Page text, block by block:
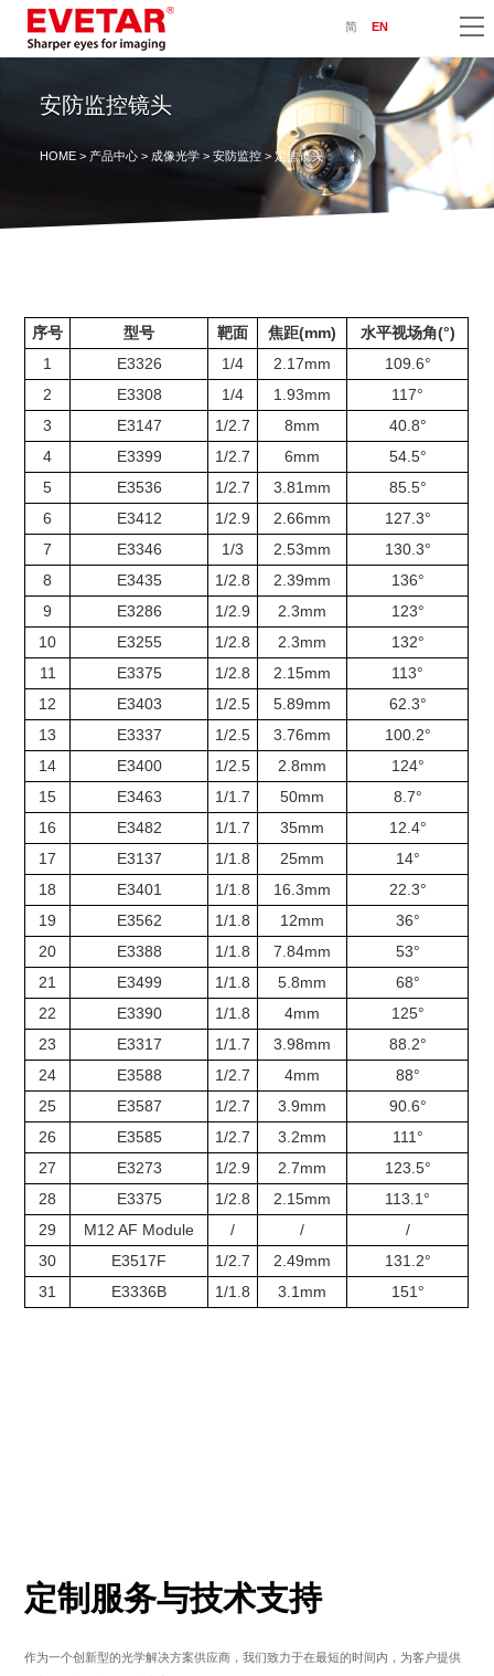
简 EN
安防监控镜头
HOME> 产品中心> 成像光学> 安防监控> 定焦镜头
序号 型号 靶面 焦距(mm)
水平视场角(°)
1
E3326 1/4 2.17mm
109.6°
2
E3308 1/4 1.93mm
117°
3
E3147 1/2.7 8mm
40.8°
4
E3399 1/2.7 6mm
54.5°
5
E3536 1/2.7 3.81mm
85.5°
6
E3412 1/2.9 2.66mm
127.3°
7
E3346 1/3 2.53mm
130.3°
8
E3435 1/2.8 2.39mm
136°
9
E3286 1/2.9 2.3mm
123°
10
E3255 1/2.8 2.3mm
132°
11
E3375 1/2.8 2.15mm
113°
12
E3403 1/2.5 5.89mm
62.3°
13
E3337 1/2.5 3.76mm
100.2°
14
E3400 1/2.5 2.8mm
124°
15
E3463 1/1.7 50mm
8.7°
16
E3482 1/1.7 35mm
12.4°
17
E3137 1/1.8 25mm
14°
18
E3401 1/1.8 16.3mm
22.3°
19
E3562 1/1.8 12mm
36°
20
E3388 1/1.8 7.84mm
53°
21
E3499 1/1.8 5.8mm
68°
22
E3390 1/1.8 4mm
125°
23
E3317 1/1.7 3.98mm
88.2°
24
E3588 1/2.7 4mm
88°
25
E3587 1/2.7 3.9mm
90.6°
26
E3585 1/2.7 3.2mm
111°
27
E3273 1/2.9 2.7mm
123.5°
28
E3375 1/2.8 2.15mm
113.1°
29
M12 AF Module / /
/
30
E3517F 1/2.7 2.49mm
131.2°
31
E3336B 1/1.8 3.1mm 151°
定制服务与技术支持
作为一个创新型的光学解决方案供应商，我们致力于在最短的时间内，为客户提供